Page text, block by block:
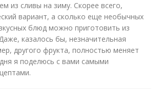
из сливы на зиму. Скорее всего,
вариант, а сколько еще необычных
блюд можно приготовить из
казалось бы, незначительная
другого фрукта, полностью меняет
я поделюсь с вами самыми